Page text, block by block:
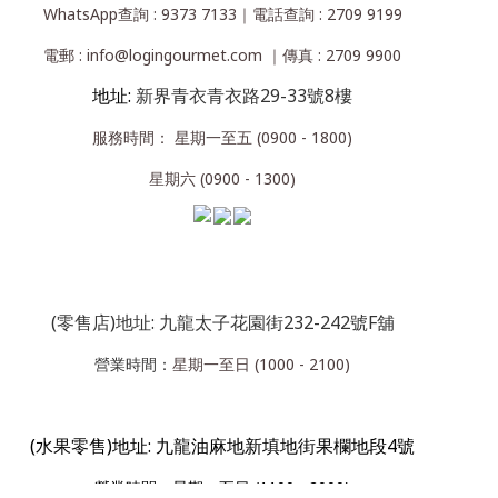
WhatsApp查詢 : 9373 7133｜電話查詢 : 2709 9199
電郵 : info@logingourmet.com ｜傳真 : 2709 9900
地址: 新界青衣青衣路29-33號8樓
服務時間： 星期一至五 (0900 - 1800)
星期六 (0900 - 1300)
(零售店)地址: 九龍太子花園街232-242號F舖
營業時間： 星期一至日 (1000 - 2100)
(水果零售)地址: 九龍油麻地新填地街果欄地段4號
營業時間：星期一至日 (1100 - 2000)